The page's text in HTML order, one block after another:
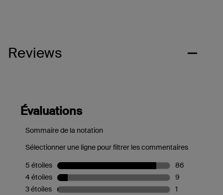
Reviews